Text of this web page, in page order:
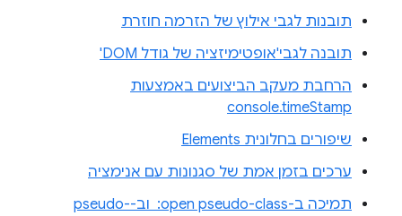
תובנות לגבי אילוץ של הזרמה חוזרת
תובנה לגבי'אופטימיזציה של גודל DOM'
הרחבת מעקב הביצועים באמצעות
console.timeStamp
שיפורים בחלונית Elements
ערכים בזמן אמת של סגנונות עם אנימציה
תמיכה ב-‎ :open pseudo-class וב-pseudo-